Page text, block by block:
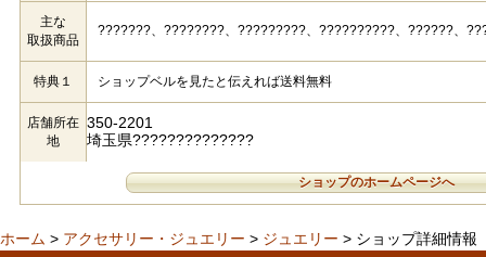
主な
取扱商品
???????、????????、?????????、??????????、??????、
特典１ ショップベルを見たと伝えれば送料無料
店舗所在
地
350-2201
埼玉県??????????????
ショップのホームページへ
ホーム > アクセサリー・ジュエリー > ジュエリー > ショップ詳細情報